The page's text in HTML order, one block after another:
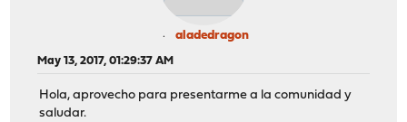
aladedragon
May 13, 2017, 01:29:37 AM
Hola, aprovecho para presentarme a la comunidad y
saludar.